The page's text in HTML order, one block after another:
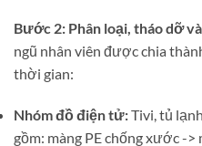
Bước 2: Phân loại, tháo dỡ
ngũ nhân viên được chia
thời gian:
Nhóm đồ điện tử:Tivi, tủ
gồm: màng PE chống xước -